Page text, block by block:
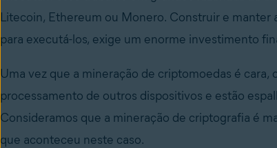
Litecoin, Ethereum ou Monero. Construir e manter
para executá-los, exige um enorme investimento
Uma vez que a mineração de criptomoedas é cara,
processamento de outros dispositivos e estão
Consideramos que a mineração de criptografia é
que aconteceu neste caso.